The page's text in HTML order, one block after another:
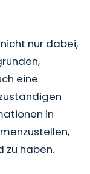
nur dabei,
eine
in
zu haben.